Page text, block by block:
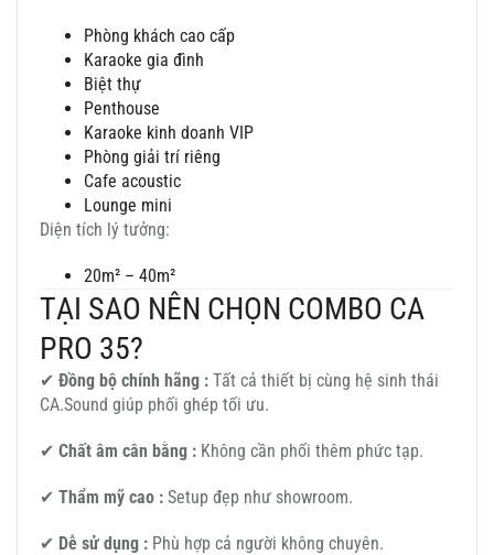
Phòng khách cao cấp
Karaoke gia đình
Biệt thự
Penthouse
Karaoke kinh doanh VIP
Phòng giải trí riêng
Cafe acoustic
Lounge mini
Diện tích lý tưởng:
20m² – 40m²
TẠI SAO NÊN CHỌN COMBO CA
PRO 35?
✔ Đồng bộ chính hãng : Tất cả thiết bị cùng hệ sinh thái
CA.Sound giúp phối ghép tối ưu.
✔ Chất âm cân bằng : Không cần phối thêm phức tạp.
✔ Thẩm mỹ cao : Setup đẹp như showroom.
✔ Dễ sử dụng : Phù hợp cả người không chuyên.